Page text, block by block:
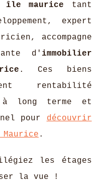
île maurice tant
expert
accompagne
d' immobilier
. Ces biens
rentabilité
à long terme et
pour découvrir
.
les étages
la vue !